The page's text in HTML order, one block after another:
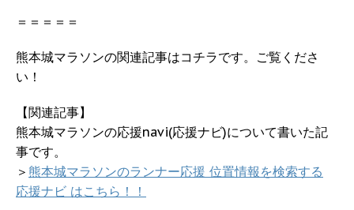
＝＝＝＝＝
熊本城マラソンの関連記事はコチラです。ご覧くださ
い！
【関連記事】
熊本城マラソンの応援navi(応援ナビ)について書いた記
事です。
＞ 熊本城マラソンのランナー応援 位置情報を検索する
応援ナビ はこちら！！